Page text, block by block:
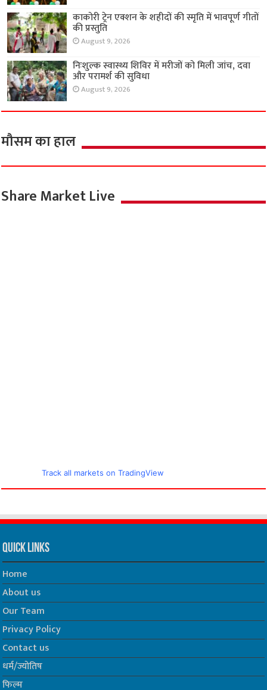
काकोरी ट्रेन एक्शन के शहीदों की स्मृति में भावपूर्ण गीतों
की प्रस्तुति
August 9, 2026
निःशुल्क स्वास्थ्य शिविर में मरीजों को मिली जांच, दवा
और परामर्श की सुविधा
August 9, 2026
मौसम का हाल
Share Market Live
Track all markets on TradingView
Quick Links
Home
About us
Our Team
Privacy Policy
Contact us
धर्म/ज्योतिष
फिल्म